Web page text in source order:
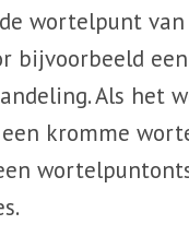
wortelpunt van
bijvoorbeeld
Als het
kromme